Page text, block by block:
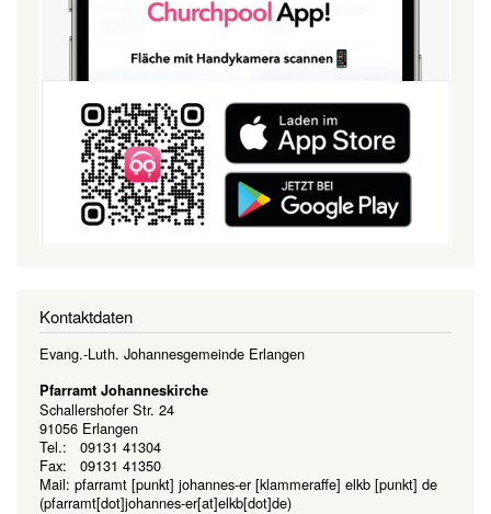
Kontaktdaten
Evang.-Luth. Johannesgemeinde Erlangen
Pfarramt Johanneskirche
Schallershofer Str. 24
91056 Erlangen
Tel.: 09131 41304
Fax: 09131 41350
Mail: pfarramt [punkt] johannes-er [klammeraffe] elkb [punkt] de
(pfarramt[dot]johannes-er[at]elkb[dot]de)